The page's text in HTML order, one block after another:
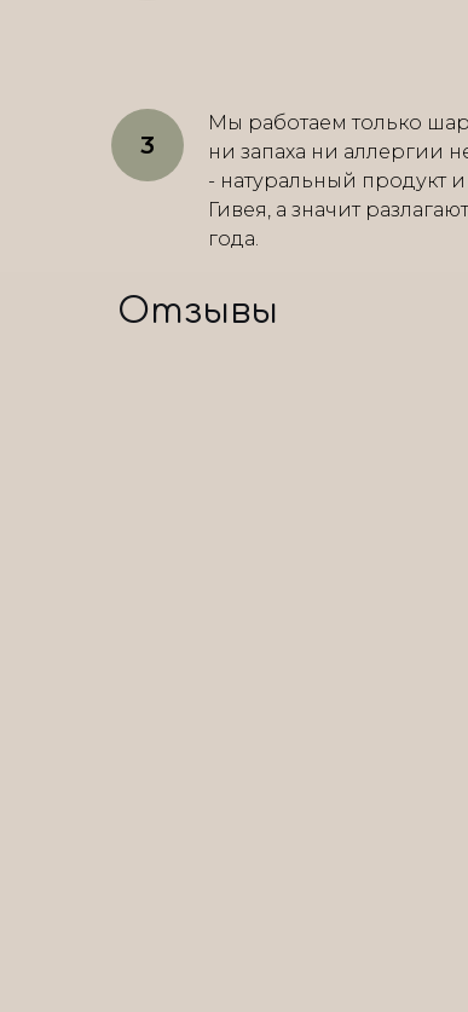
Мы работаем только
ни запаха ни аллергии
- натуральный продукт
Гивея, а значит
года.
Отзывы